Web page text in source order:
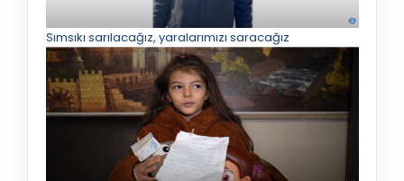
Sımsıkı sarılacağız, yaralarımızı saracağız